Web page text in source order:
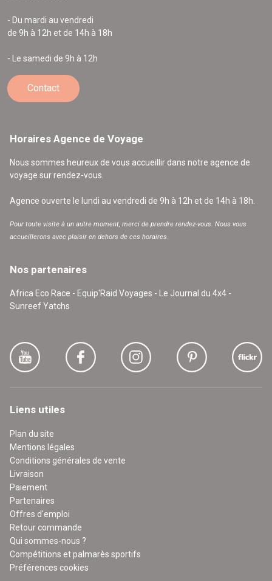
- Du mardi au vendredi
de 9h à 12h et de 14h à 18h
- Le samedi de 9h à 12h
Contact
Horaires Agence de Voyage
Nous sommes heureux de vous accueillir dans notre agence de
voyage sur rendez-vous.
Agence ouverte le lundi au vendredi de 9h à 12h et de 14h à 18h.
Pour toute visite à un autre moment, merci de prendre rendez-vous. Nous vous
accueillerons avec plaisir en dehors de ces horaires.
Nos partenaires
Africa Eco Race - Equip'Raid Voyages - Le Journal du 4x4 -
Sunreef Yatchs
Liens utiles
Plan du site
Mentions légales
Conditions générales de vente
Livraison
Paiement
Partenaires
Offres d'emploi
Retour commande
Qui sommes-nous ?
Compétitions et palmarès sportifs
Préférences cookies